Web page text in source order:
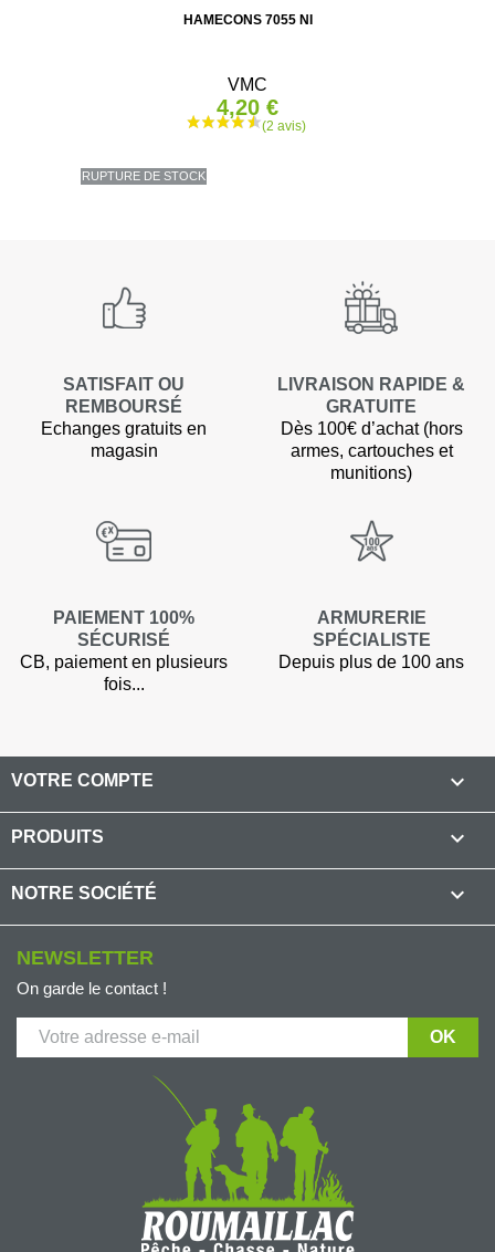
HAMECONS 7055 NI
VMC
4,20 €
RUPTURE DE STOCK
SATISFAIT OU
REMBOURSÉ
Echanges gratuits en
magasin
LIVRAISON RAPIDE &
GRATUITE
Dès 100€ d’achat (hors
armes, cartouches et
munitions)
PAIEMENT 100%
SÉCURISÉ
CB, paiement en plusieurs
fois...
ARMURERIE
SPÉCIALISTE
Depuis plus de 100 ans
VOTRE COMPTE 
PRODUITS 
NOTRE SOCIÉTÉ 
NEWSLETTER
On garde le contact !